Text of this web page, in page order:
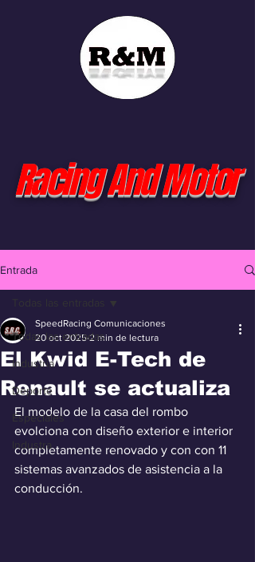
Racing And Motor
Entrada
Todas las entradas
Industria
Deporte
Especiales
Industra
Todas las entradas
El Kwid E-Tech de
Renault se actualiza
SpeedRacing Comunicaciones
20 oct 2025 2 min de lectura
El modelo de la casa del rombo
evolciona con diseño exterior e interior
completamente renovado y con con 11
sistemas avanzados de asistencia a la
conducción.